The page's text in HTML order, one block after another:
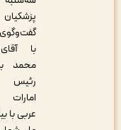
پزشکیان در
گفت‌وگوی تلفنی
با آقای شیخ
محمد بن زاید
رئیس دولت
امارات متحده
عربی با بیان اینکه